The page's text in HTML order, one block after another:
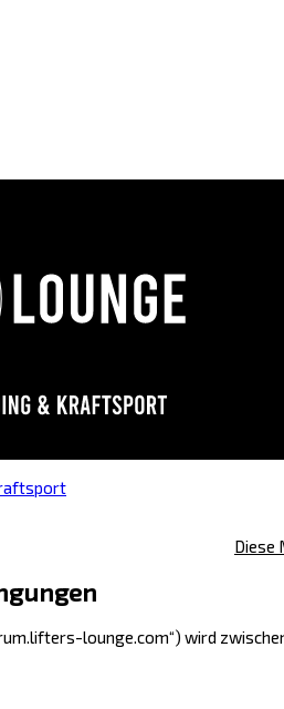
Diese
lounge.com“) wird